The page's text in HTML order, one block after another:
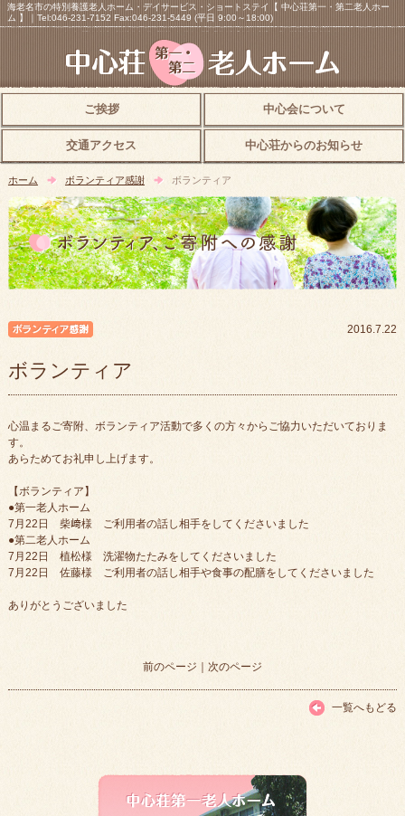
海老名市の特別養護老人ホーム・デイサービス・ショートステイ【 中心荘第一・第二老人ホー
ム 】｜Tel:046-231-7152 Fax:046-231-5449 (平日 9:00～18:00)
ご挨拶 中心会について
交通アクセス 中心荘からのお知らせ
ホーム ボランティア感謝 ボランティア
2016.7.22
ボランティア
心温まるご寄附、ボランティア活動で多くの方々からご協力いただいておりま
す。
あらためてお礼申し上げます。
【ボランティア】
●第一老人ホーム
7月22日 柴﨑様 ご利用者の話し相手をしてくださいました
●第二老人ホーム
7月22日 植松様 洗濯物たたみをしてくださいました
7月22日 佐藤様 ご利用者の話し相手や食事の配膳をしてくださいました
ありがとうございました
前のページ ｜ 次のページ
一覧へもどる